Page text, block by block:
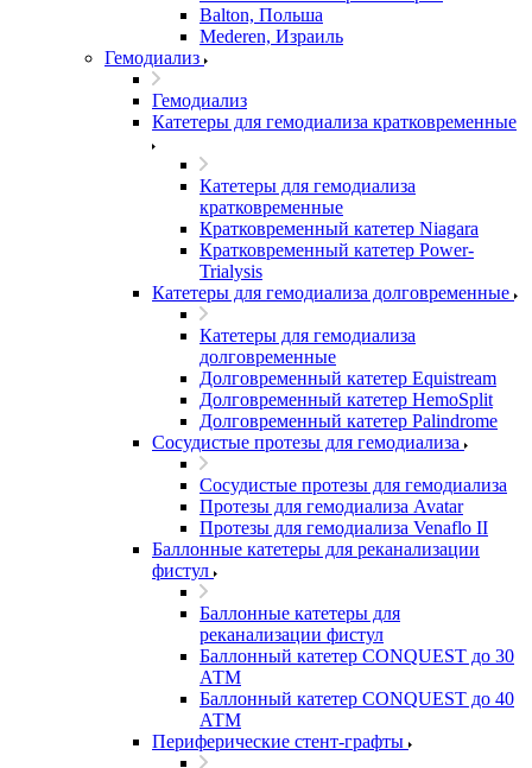
Balton, Польша
Mederen, Израиль
Гемодиализ
Гемодиализ
Катетеры для гемодиализа кратковременные
Катетеры для гемодиализа
кратковременные
Кратковременный катетер Niagara
Кратковременный катетер Power-
Trialysis
Катетеры для гемодиализа долговременные
Катетеры для гемодиализа
долговременные
Долговременный катетер Equistream
Долговременный катетер HemoSplit
Долговременный катетер Palindrome
Сосудистые протезы для гемодиализа
Сосудистые протезы для гемодиализа
Протезы для гемодиализа Avatar
Протезы для гемодиализа Venaflo II
Баллонные катетеры для реканализации
фистул
Баллонные катетеры для
реканализации фистул
Баллонный катетер CONQUEST до 30
АТМ
Баллонный катетер CONQUEST до 40
АТМ
Периферические стент-графты